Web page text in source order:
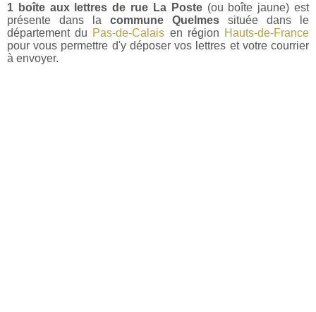
1 boîte aux lettres de rue La Poste(ou boîte jaune) est
présente dans la commune Quelmes située dans le
département du Pas-de-Calais en région Hauts-de-France
pour vous permettre d'y déposer vos lettres et votre courrier
à envoyer.